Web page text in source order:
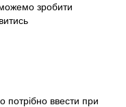
зробити
потрібно ввести при